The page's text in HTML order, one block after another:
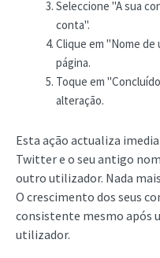
Seleccione "A sua
conta".
Clique em "Nome
página.
Toque em
alteração.
Esta ação actualiza
Twitter e o seu antigo
outro utilizador. Nada
O crescimento dos seus
consistente mesmo após
utilizador.